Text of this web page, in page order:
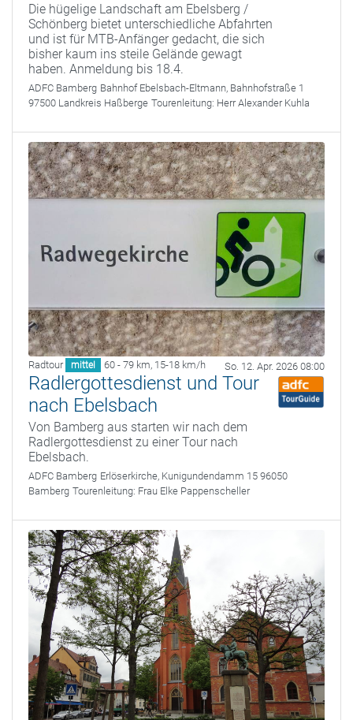
Die hügelige Landschaft am Ebelsberg /
Schönberg bietet unterschiedliche Abfahrten
und ist für MTB-Anfänger gedacht, die sich
bisher kaum ins steile Gelände gewagt
haben. Anmeldung bis 18.4.
ADFC Bamberg Bahnhof Ebelsbach-Eltmann, Bahnhofstraße 1
97500 Landkreis Haßberge Tourenleitung: Herr Alexander Kuhla
Radtour mittel 60 - 79 km, 15-18 km/h So. 12. Apr. 2026 08:00
Radlergottesdienst und Tour
nach Ebelsbach
Von Bamberg aus starten wir nach dem
Radlergottesdienst zu einer Tour nach
Ebelsbach.
ADFC Bamberg Erlöserkirche, Kunigundendamm 15 96050
Bamberg Tourenleitung: Frau Elke Pappenscheller